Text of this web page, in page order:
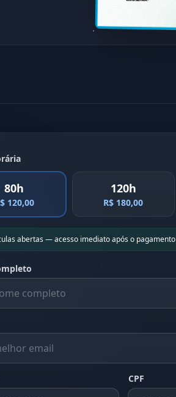
80h
120,00
120h
R$ 180,00
abertas — acesso imediato após o pagamento
CPF